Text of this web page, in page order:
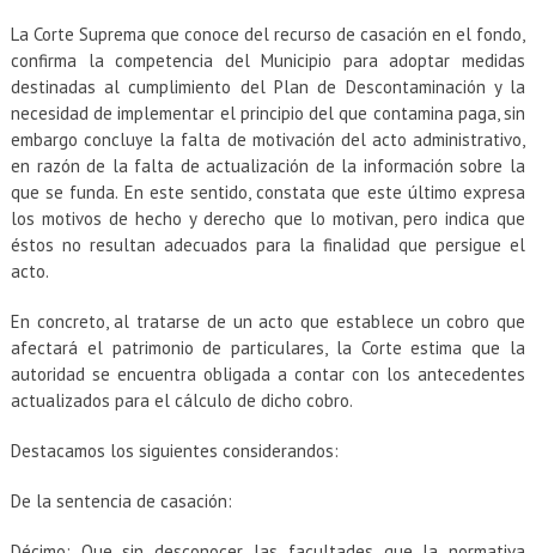
La Corte Suprema que conoce del recurso de casación en el fondo,
confirma la competencia del Municipio para adoptar medidas
destinadas al cumplimiento del Plan de Descontaminación y la
necesidad de implementar el principio del que contamina paga, sin
embargo concluye la falta de motivación del acto administrativo,
en razón de la falta de actualización de la información sobre la
que se funda. En este sentido, constata que este último expresa
los motivos de hecho y derecho que lo motivan, pero indica que
éstos no resultan adecuados para la finalidad que persigue el
acto.
En concreto, al tratarse de un acto que establece un cobro que
afectará el patrimonio de particulares, la Corte estima que la
autoridad se encuentra obligada a contar con los antecedentes
actualizados para el cálculo de dicho cobro.
Destacamos los siguientes considerandos:
De la sentencia de casación: